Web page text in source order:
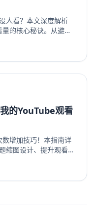
人看？本文深度解析
的核心秘诀。从避免
具，到优化发布时机、
完整的实战指南。学习
乐或教育价值，并有效
过2000字的终极指
事从无人问津变为流
的YouTube观看
增加技巧！本指南详
缩图设计、提升观看时
策略，系统性地提升
订阅和YouTube观
过这些实战方法让频道